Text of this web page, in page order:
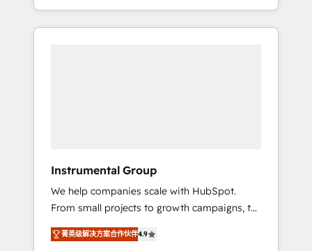
facilitator, MakeWebBetter, hands you the
blend of HubSpot expertise & eminent
Harnessing the full potential of the powerful
HubSpot CRM. ✔️A team of HubSpot experts
backed by over 10+ years of HubSpot
experience ✔️Flexible pricing models —
Hourly-fee (assigned one Dedicated
Instrumental Group
We help companies scale with HubSpot.
From small projects to growth campaigns, to
CRM and websites. Hire an agency that's
experienced in every inch of HubSpot and
菁英级解决方案合作伙伴4.9